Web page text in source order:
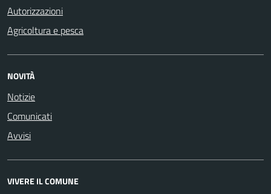
Autorizzazioni
Agricoltura e pesca
NOVITÀ
Notizie
Comunicati
Avvisi
VIVERE IL COMUNE